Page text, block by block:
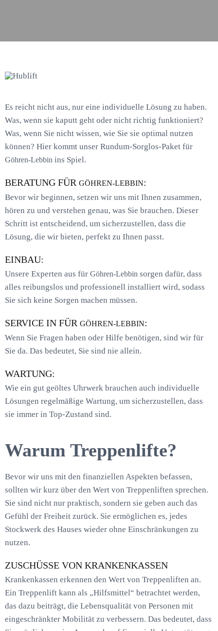
Es reicht nicht aus, nur eine individuelle Lösung zu haben.
Was, wenn sie kaputt geht oder nicht richtig funktioniert?
Was, wenn Sie nicht wissen, wie Sie sie optimal nutzen
können? Hier kommt unser Rundum-Sorglos-Paket für
Göhren-Lebbin ins Spiel.
BERATUNG FÜR GÖHREN-LEBBIN:
Bevor wir beginnen, setzen wir uns mit Ihnen zusammen,
hören zu und verstehen genau, was Sie brauchen. Dieser
Schritt ist entscheidend, um sicherzustellen, dass die
Lösung, die wir bieten, perfekt zu Ihnen passt.
EINBAU:
Unsere Experten aus für Göhren-Lebbin sorgen dafür, dass
alles reibungslos und professionell installiert wird, sodass
Sie sich keine Sorgen machen müssen.
SERVICE IN FÜR GÖHREN-LEBBIN:
Wenn Sie Fragen haben oder Hilfe benötigen, sind wir für
Sie da. Das bedeutet, Sie sind nie allein.
WARTUNG:
Wie ein gut geöltes Uhrwerk brauchen auch individuelle
Lösungen regelmäßige Wartung, um sicherzustellen, dass
sie immer in Top-Zustand sind.
Warum Treppenlifte?
Bevor wir uns mit den finanziellen Aspekten befassen,
sollten wir kurz über den Wert von Treppenliften sprechen.
Sie sind nicht nur praktisch, sondern sie geben auch das
Gefühl der Freiheit zurück. Sie ermöglichen es, jedes
Stockwerk des Hauses wieder ohne Einschränkungen zu
nutzen.
ZUSCHÜSSE VON KRANKENKASSEN
Krankenkassen erkennen den Wert von Treppenliften an.
Ein Treppenlift kann als „Hilfsmittel“ betrachtet werden,
das dazu beiträgt, die Lebensqualität von Personen mit
eingeschränkter Mobilität zu verbessern. Das bedeutet, dass